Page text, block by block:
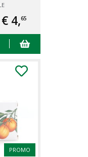
€ 4,65
PROMO